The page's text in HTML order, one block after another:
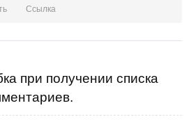
Ссылка
при получении списка